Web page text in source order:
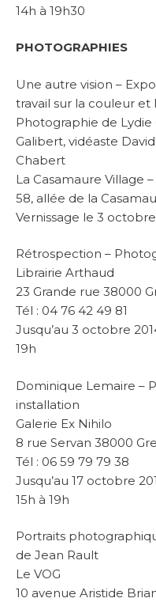
14h à 19h30
PHOTOGRAPHIES
Une autre vision –
travail sur la couleur et
Photographie de Lydie
Galibert, vidéaste
Chabert
La Casamaure Village
58, allée de la
Vernissage le 3
Rétrospection –
Librairie Arthaud
23 Grande rue 38000
Tél : 04 76 42 49 81
Jusqu’au 3 octobre
19h
Dominique Lemaire –
installation
Galerie Ex Nihilo
8 rue Servan 38000
Tél : 06 59 79 79 38
Jusqu’au 17 octobre
15h à 19h
Portraits
de Jean Rault
Le VOG
10 avenue Aristide